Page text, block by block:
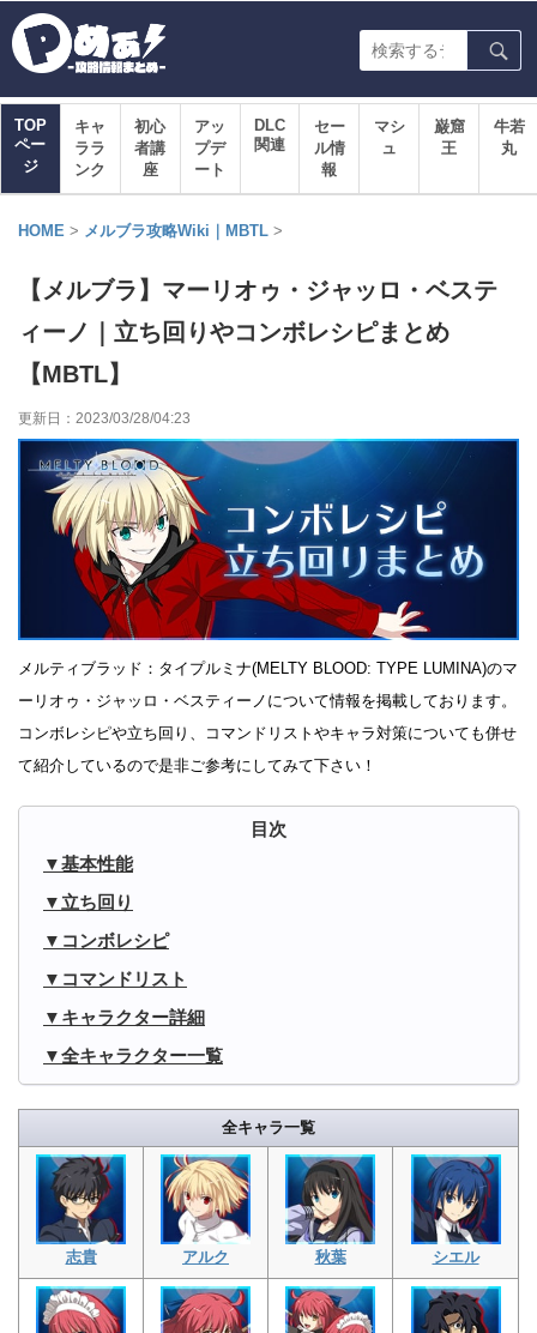
TOP
ペー
ジ
キャ
ララ
ンク
初心
者講
座
アッ
プデ
ート
DLC
関連
セー
ル情
報
マシ
ュ
巌窟
王
牛若
丸
HOME > メルブラ攻略Wiki｜MBTL >
【メルブラ】マーリオゥ・ジャッロ・ベステ
ィーノ｜立ち回りやコンボレシピまとめ
【MBTL】
更新日： 2023/03/28/04:23
メルティブラッド：タイプルミナ(MELTY BLOOD: TYPE LUMINA)のマ
ーリオゥ・ジャッロ・ベスティーノについて情報を掲載しております。
コンボレシピや立ち回り、コマンドリストやキャラ対策についても併せ
て紹介しているので是非ご参考にしてみて下さい！
基本性能
立ち回り
コンボレシピ
コマンドリスト
キャラクター詳細
全キャラクター一覧
全キャラ一覧
志貴 アルク 秋葉 シエル